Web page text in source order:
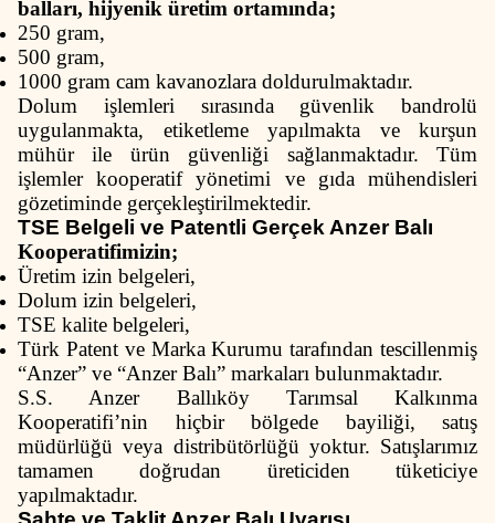
balları, hijyenik üretim ortamında;
250 gram,
500 gram,
1000 gram cam kavanozlara doldurulmaktadır.
Dolum işlemleri sırasında güvenlik bandrolü
uygulanmakta, etiketleme yapılmakta ve kurşun
mühür ile ürün güvenliği sağlanmaktadır. Tüm
işlemler kooperatif yönetimi ve gıda mühendisleri
gözetiminde gerçekleştirilmektedir.
TSE Belgeli ve Patentli Gerçek Anzer Balı
Kooperatifimizin;
Üretim izin belgeleri,
Dolum izin belgeleri,
TSE kalite belgeleri,
Türk Patent ve Marka Kurumu tarafından tescillenmiş
“Anzer” ve “Anzer Balı” markaları bulunmaktadır.
S.S. Anzer Ballıköy Tarımsal Kalkınma
Kooperatifi’nin hiçbir bölgede bayiliği, satış
müdürlüğü veya distribütörlüğü yoktur. Satışlarımız
tamamen doğrudan üreticiden tüketiciye
yapılmaktadır.